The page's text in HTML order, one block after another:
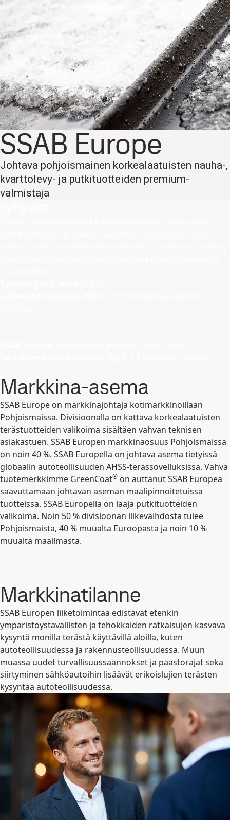
SSAB Europe
Johtava pohjoismainen korkealaatuisten nauha-,
kvarttolevy- ja putkituotteiden premium-
valmistaja
Markkina-asema
SSAB Europe on markkinajohtaja kotimarkkinoillaan
Pohjoismaissa. Divisioonalla on kattava korkealaatuisten
terästuotteiden valikoima sisältäen vahvan teknisen
asiakastuen. SSAB Europen markkinaosuus Pohjoismaissa
on noin 40 %. SSAB Europella on johtava asema tietyissä
globaalin autoteollisuuden AHSS-terässovelluksissa. Vahva
tuotemerkkimme GreenCoat® on auttanut SSAB Europea
saavuttamaan johtavan aseman maalipinnoitetuissa
tuotteissa. SSAB Europella on laaja putkituotteiden
valikoima. Noin 50 % divisioonan liikevaihdosta tulee
Pohjoismaista, 40 % muualta Euroopasta ja noin 10 %
muualta maailmasta.
Markkinatilanne
SSAB Europen liiketoimintaa edistävät etenkin
ympäristöystävällisten ja tehokkaiden ratkaisujen kasvava
kysyntä monilla terästä käyttävillä aloilla, kuten
autoteollisuudessa ja rakennusteollisuudessa. Muun
muassa uudet turvallisuussäännökset ja päästörajat sekä
siirtyminen sähköautoihin lisäävät erikoislujien terästen
kysyntää autoteollisuudessa.